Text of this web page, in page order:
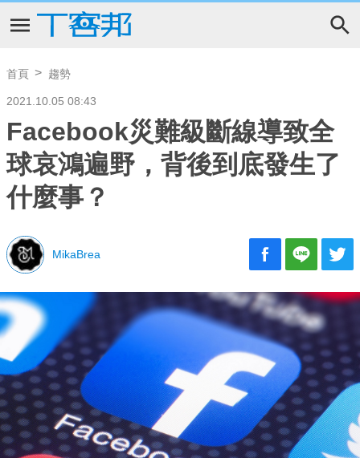
首頁 趨勢
2021.10.05 08:43
Facebook災難級斷線導致全
球哀鴻遍野，背後到底發生了
什麼事？
MikaBrea